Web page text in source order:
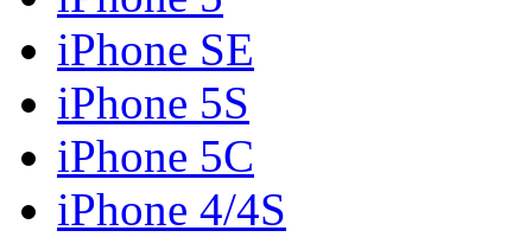
iPhone SE
iPhone 5S
iPhone 5C
iPhone 4/4S